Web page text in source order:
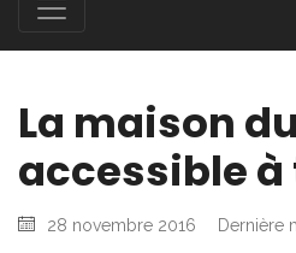
La maison
accessible à
28 novembre 2016 Dernière